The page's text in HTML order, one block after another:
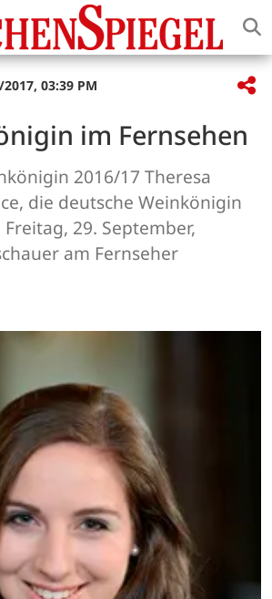
03:39 PM
im Fernsehen
2016/17 Theresa
die deutsche Weinkönigin
29. September,
am Fernseher